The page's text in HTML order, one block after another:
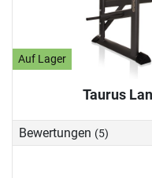
Auf Lager
Taurus
Bewertungen (5)